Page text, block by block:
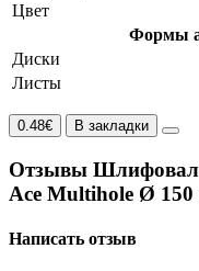
Цвет
Формы
Диски
Листы
0.48€ В закладки
Отзывы
Ace Multihole Ø 150
Написать отзыв